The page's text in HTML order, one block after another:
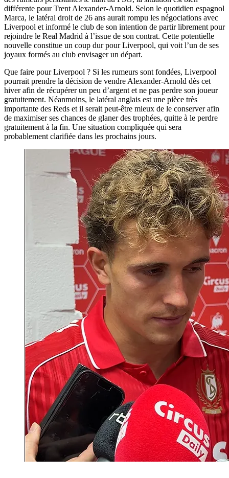
différente pour Trent Alexander-Arnold. Selon le quotidien espagnol
Marca, le latéral droit de 26 ans aurait rompu les négociations avec
Liverpool et informé le club de son intention de partir librement pour
rejoindre le Real Madrid à l’issue de son contrat. Cette potentielle
nouvelle constitue un coup dur pour Liverpool, qui voit l’un de ses
joyaux formés au club envisager un départ.
Que faire pour Liverpool ? Si les rumeurs sont fondées, Liverpool
pourrait prendre la décision de vendre Alexander-Arnold dès cet
hiver afin de récupérer un peu d’argent et ne pas perdre son joueur
gratuitement. Néanmoins, le latéral anglais est une pièce très
importante des Reds et il serait peut-être mieux de le conserver afin
de maximiser ses chances de glaner des trophées, quitte à le perdre
gratuitement à la fin. Une situation compliquée qui sera
probablement clarifiée dans les prochains jours.